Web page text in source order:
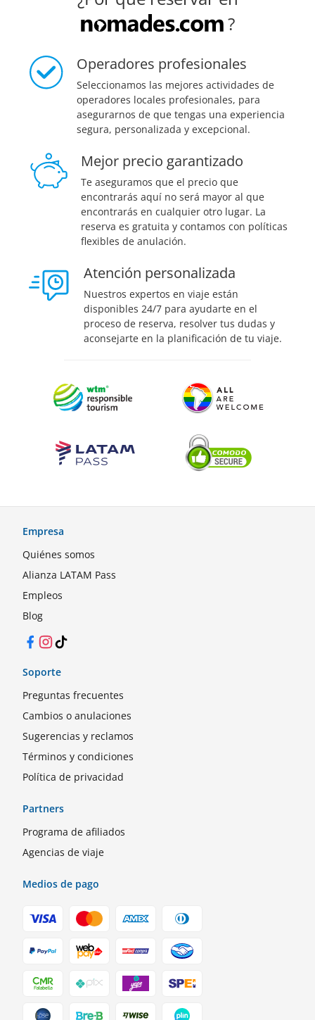
?
Operadores profesionales
Seleccionamos las mejores actividades de
operadores locales profesionales, para
asegurarnos de que tengas una experiencia
segura, personalizada y excepcional.
Mejor precio garantizado
Te aseguramos que el precio que
encontrarás aquí no será mayor al que
encontrarás en cualquier otro lugar. La
reserva es gratuita y contamos con políticas
flexibles de anulación.
Atención personalizada
Nuestros expertos en viaje están
disponibles 24/7 para ayudarte en el
proceso de reserva, resolver tus dudas y
aconsejarte en la planificación de tu viaje.
Empresa
Quiénes somos
Alianza LATAM Pass
Empleos
Blog
Facebook
Instagram
TikTok
Soporte
Preguntas frecuentes
Cambios o anulaciones
Sugerencias y reclamos
Términos y condiciones
Política de privacidad
Partners
Programa de afiliados
Agencias de viaje
Medios de pago